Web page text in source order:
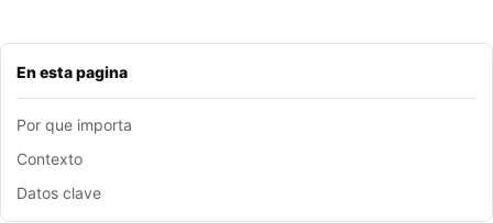
En esta pagina
Por que importa
Contexto
Datos clave